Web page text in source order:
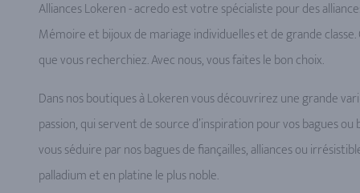
Alliances Lokeren - acredo est votre spécialiste pour des
Mémoire et bijoux de mariage individuelles et de grande
que vous recherchiez. Avec nous, vous faites le bon choix.
Dans nos boutiques à Lokeren vous découvrirez une grande
passion, qui servent de source d’inspiration pour vos bagues ou
vous séduire par nos bagues de fiançailles, alliances ou
palladium et en platine le plus noble.